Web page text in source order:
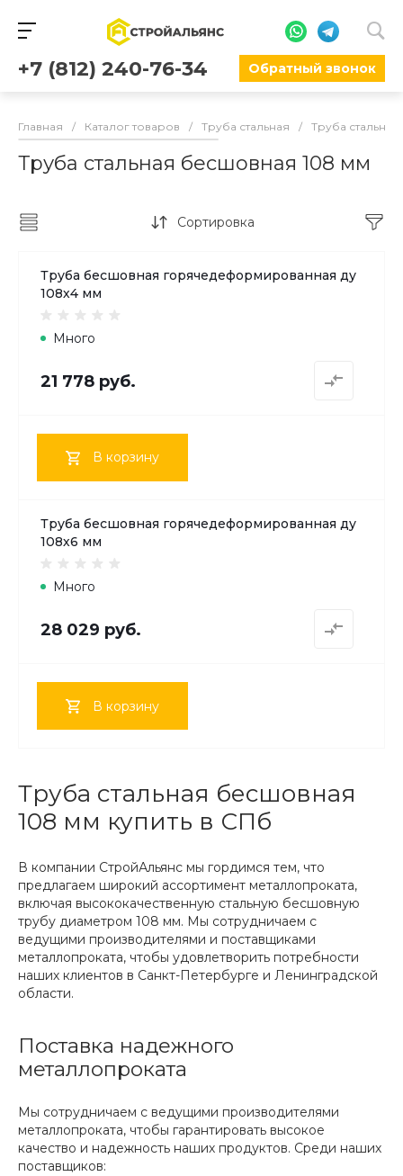
+7 (812) 240-76-34 Обратный звонок
Главная / Каталог товаров / Труба стальная / Труба
Труба стальная бесшовная 108 мм
Сортировка
Труба бесшовная горячедеформированная ду
108х4 мм
Много
21 778 руб.
В корзину
Труба бесшовная горячедеформированная ду
108х6 мм
Много
28 029 руб.
В корзину
Труба стальная бесшовная
108 мм купить в СПб
В компании СтройАльянс мы гордимся тем, что
предлагаем широкий ассортимент металлопроката,
включая высококачественную стальную бесшовную
трубу диаметром 108 мм. Мы сотрудничаем с
ведущими производителями и поставщиками
металлопроката, чтобы удовлетворить потребности
наших клиентов в Санкт-Петербурге и Ленинградской
области.
Поставка надежного
металлопроката
Мы сотрудничаем с ведущими производителями
металлопроката, чтобы гарантировать высокое
качество и надежность наших продуктов. Среди наших
поставщиков: